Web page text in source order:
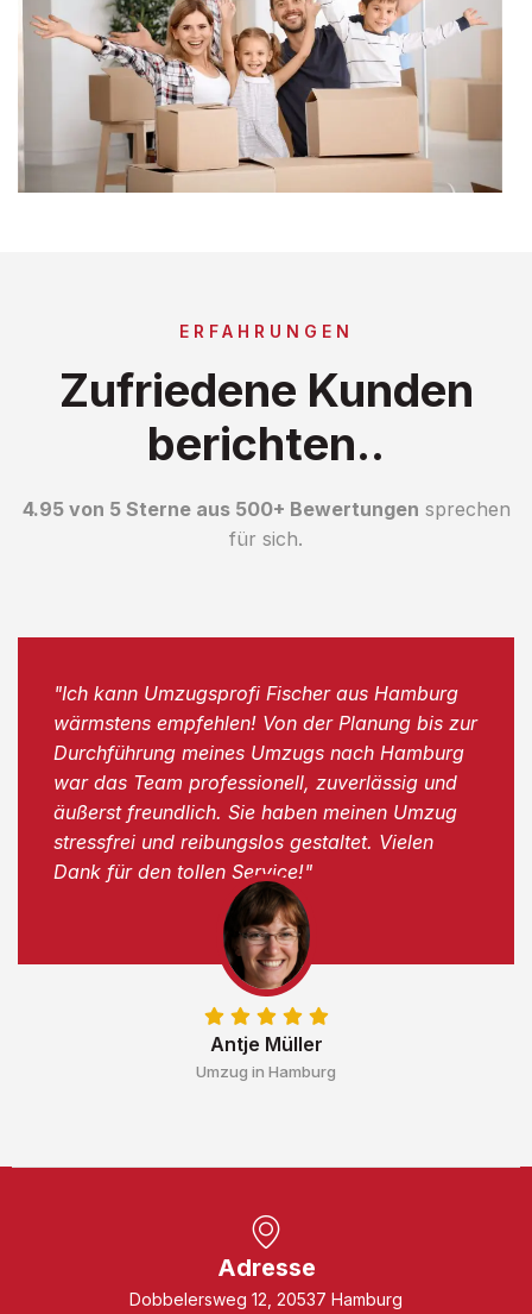
ERFAHRUNGEN
Zufriedene Kunden
berichten..
4.95 von 5 Sterne aus 500+ Bewertungen sprechen
für sich.
Antje Müller
Umzug in Hamburg
"Ich kann Umzugsprofi Fischer aus Hamburg
wärmstens empfehlen! Von der Planung bis zur
Durchführung meines Umzugs nach Hamburg
war das Team professionell, zuverlässig und
äußerst freundlich. Sie haben meinen Umzug
stressfrei und reibungslos gestaltet. Vielen
Dank für den tollen Service!"
Adresse
Dobbelersweg 12, 20537 Hamburg